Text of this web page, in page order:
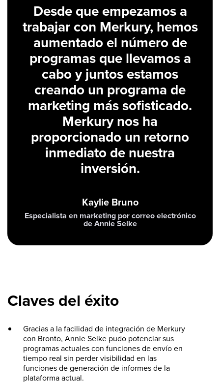
Desde que empezamos a
trabajar con Merkury, hemos
aumentado el número de
programas que llevamos a
cabo y juntos estamos
creando un programa de
marketing más sofisticado.
Merkury nos ha
proporcionado un retorno
inmediato de nuestra
inversión.
Kaylie Bruno
Especialista en marketing por correo electrónico
de Annie Selke
Claves del éxito
Gracias a la facilidad de integración de Merkury
con Bronto, Annie Selke pudo potenciar sus
programas actuales con funciones de envío en
tiempo real sin perder visibilidad en las
funciones de generación de informes de la
plataforma actual.